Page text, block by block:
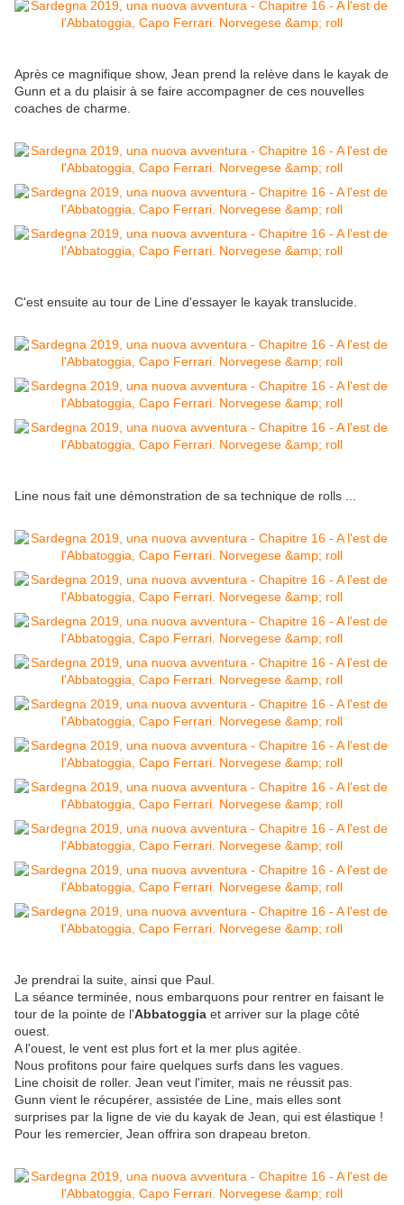
Après ce magnifique show, Jean prend la relève dans le kayak de
Gunn et a du plaisir à se faire accompagner de ces nouvelles
coaches de charme.
C'est ensuite au tour de Line d'essayer le kayak translucide.
Line nous fait une démonstration de sa technique de rolls ...
Je prendrai la suite, ainsi que Paul.
La séance terminée, nous embarquons pour rentrer en faisant le
tour de la pointe de l'Abbatoggia et arriver sur la plage côté
ouest.
A l'ouest, le vent est plus fort et la mer plus agitée.
Nous profitons pour faire quelques surfs dans les vagues.
Line choisit de roller. Jean veut l'imiter, mais ne réussit pas.
Gunn vient le récupérer, assistée de Line, mais elles sont
surprises par la ligne de vie du kayak de Jean, qui est élastique !
Pour les remercier, Jean offrira son drapeau breton.